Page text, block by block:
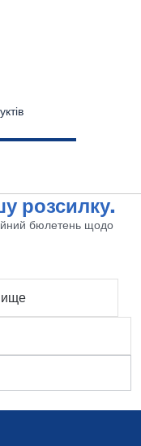
розсилку.
бюлетень щодо